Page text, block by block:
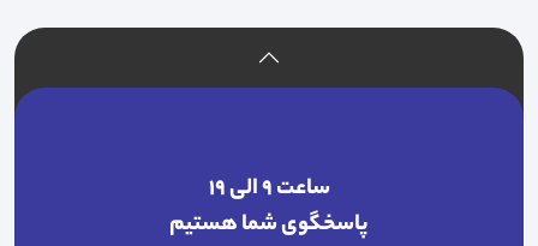
ساعت ۹ الی ۱۹
پاسخگوی شما هستیم